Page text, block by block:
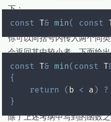
下：
const T& min( const
你可以向括号内传入两个同
会返回其中较小者。下面给
const T& min( const T
{
return
( b < a ) ?
}
除了上述考纲中写到的函数